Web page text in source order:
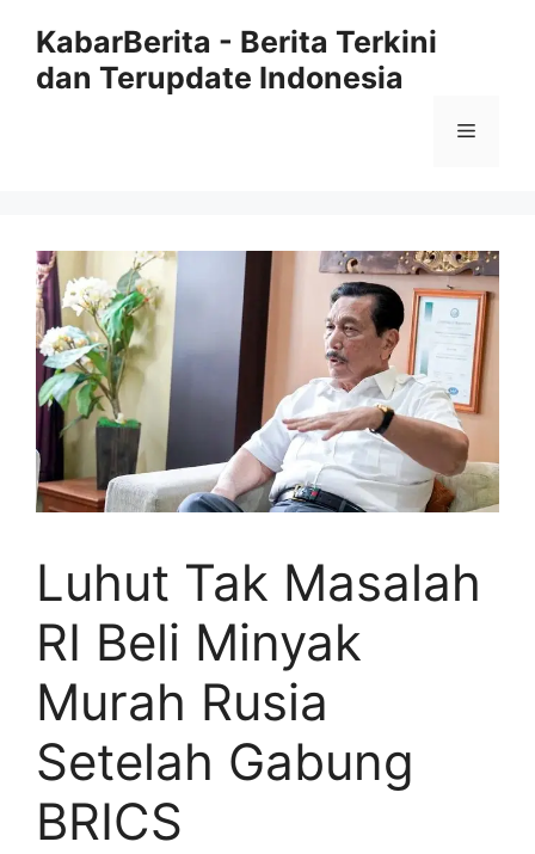
KabarBerita - Berita Terkini
dan Terupdate Indonesia
Menu
Luhut Tak Masalah
RI Beli Minyak
Murah Rusia
Setelah Gabung
BRICS